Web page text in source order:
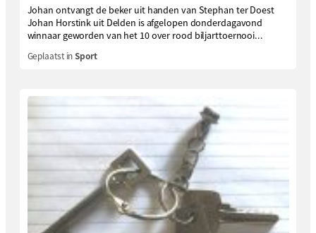
Johan ontvangt de beker uit handen van Stephan ter Doest
Johan Horstink uit Delden is afgelopen donderdagavond
winnaar geworden van het 10 over rood biljarttoernooi...
Geplaatst inSport